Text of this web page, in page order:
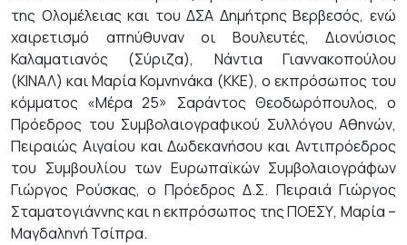
της Ολομέλειας και του ΔΣΑ Δημήτρης Βερβεσός, ενώ
χαιρετισμό απηύθυναν οι Βουλευτές, Διονύσιος
Καλαματιανός (Σύριζα), Νάντια Γιαννακοπούλου
(ΚΙΝΑΛ) και Μαρία Κομνηνάκα (ΚΚΕ), ο εκπρόσωπος του
κόμματος «Μέρα 25» Σαράντος Θεοδωρόπουλος, ο
Πρόεδρος του Συμβολαιογραφικού Συλλόγου Αθηνών,
Πειραιώς Αιγαίου και Δωδεκανήσου και Αντιπρόεδρος
του Συμβουλίου των Ευρωπαϊκών Συμβολαιογράφων
Γιώργος Ρούσκας, ο Πρόεδρος Δ.Σ. Πειραιά Γιώργος
Σταματογιάννης και η εκπρόσωπος της ΠΟΕΣΥ, Μαρία –
Μαγδαληνή Τσίπρα.